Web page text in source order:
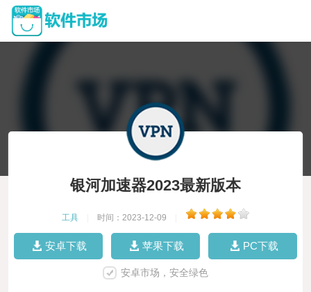
银河加速器2023最新版本
工具 时间：2023-12-09
安卓下载 苹果下载 PC下载
安卓市场，安全绿色